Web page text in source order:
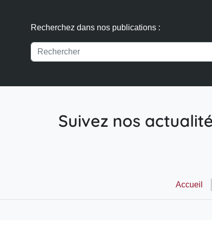
Recherchez dans nos publications :
Suivez nos
Accueil